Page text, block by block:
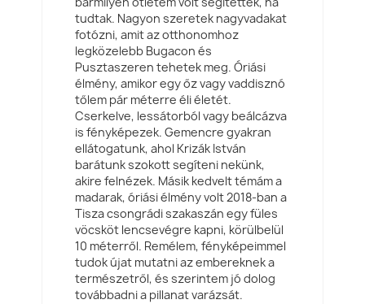
tudtak. Nagyon szeretek nagyvadakat
fotózni, amit az otthonomhoz
legközelebb Bugacon és
Pusztaszeren tehetek meg. Óriási
élmény, amikor egy őz vagy vaddisznó
tőlem pár méterre éli életét.
Cserkelve, lessátorból vagy beálcázva
is fényképezek. Gemencre gyakran
ellátogatunk, ahol Krizák István
barátunk szokott segíteni nekünk,
akire felnézek. Másik kedvelt témám a
madarak, óriási élmény volt 2018-ban a
Tisza csongrádi szakaszán egy füles
vöcsköt lencsevégre kapni, körülbelül
10 méterről. Remélem, fényképeimmel
tudok újat mutatni az embereknek a
természetről, és szerintem jó dolog
továbbadni a pillanat varázsát.